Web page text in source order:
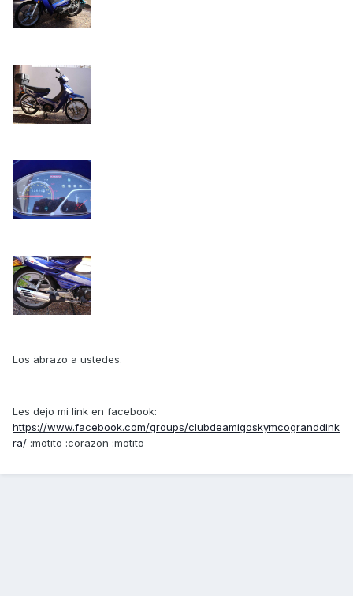
Los abrazo a ustedes.
Les dejo mi link en facebook:
https://www.facebook.com/groups/clubdeamigoskymcogranddink
ra/ :motito :corazon :motito